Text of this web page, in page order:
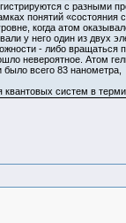
с разными
понятий
когда атом
него один из двух
- либо вращаться
невероятное. Атом
всего 83
систем в